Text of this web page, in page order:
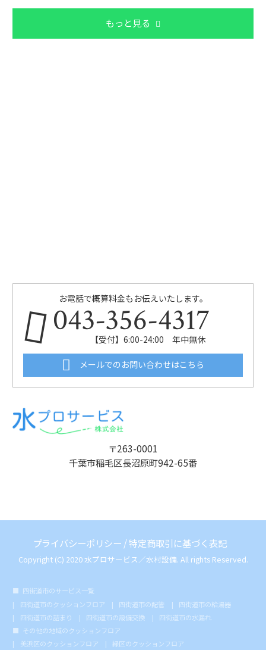
もっと見る
お電話で概算料金もお伝えいたします。
043-356-4317
【受付】6:00-24:00 年中無休
メールでのお問い合わせはこちら
〒263-0001
千葉市稲毛区長沼原町942-65番
プライバシーポリシー /特定商取引に基づく表記
Copyright (C) 2020 水プロサービス／水村設備. All rights Reserved.
四街道市のサービス一覧
四街道市のクッションフロア
四街道市の配管
四街道市の給湯器
四街道市の詰まり
四街道市の設備交換
四街道市の水漏れ
その他の地域のクッションフロア
美浜区のクッションフロア
緑区のクッションフロア